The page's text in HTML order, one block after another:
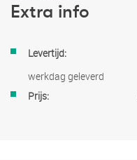
Extra info
Meer
werkdag geleverd